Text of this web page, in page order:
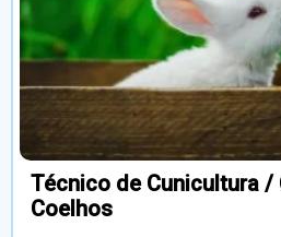
Técnico de Cunicultura /
Coelhos